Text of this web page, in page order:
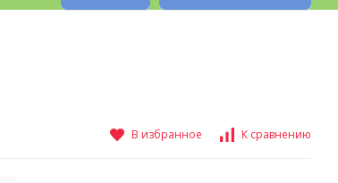
В избранное К сравнению